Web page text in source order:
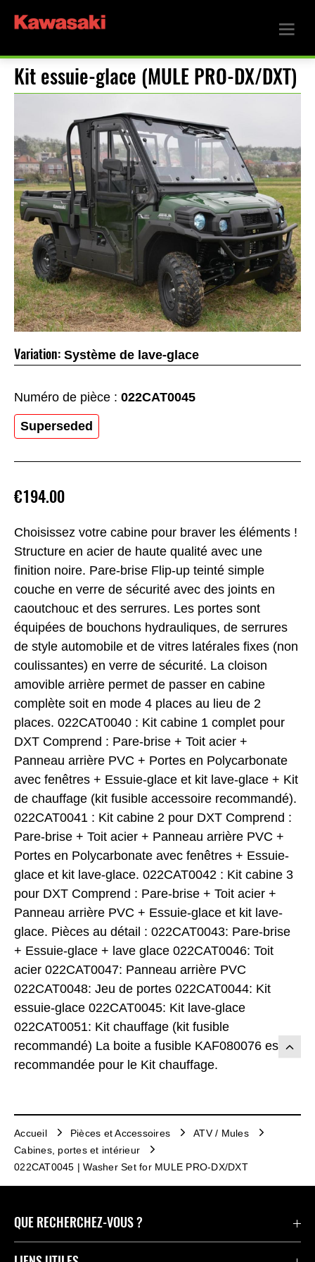
Kit essuie-glace (MULE PRO-DX/DXT)
Choisissez votre cabine pour braver les éléments !
Structure en acier de haute qualité avec une
finition noire. Pare-brise Flip-up teinté simple
couche en verre de sécurité avec des joints en
caoutchouc et des serrures. Les portes sont
équipées de bouchons hydrauliques, de serrures
de style automobile et de vitres latérales fixes (non
coulissantes) en verre de sécurité. La cloison
amovible arrière permet de passer en cabine
complète soit en mode 4 places au lieu de 2
places. 022CAT0040 : Kit cabine 1 complet pour
DXT Comprend : Pare-brise + Toit acier +
Panneau arrière PVC + Portes en Polycarbonate
avec fenêtres + Essuie-glace et kit lave-glace + Kit
de chauffage (kit fusible accessoire recommandé).
022CAT0041 : Kit cabine 2 pour DXT Comprend :
Pare-brise + Toit acier + Panneau arrière PVC +
Portes en Polycarbonate avec fenêtres + Essuie-
glace et kit lave-glace. 022CAT0042 : Kit cabine 3
pour DXT Comprend : Pare-brise + Toit acier +
Panneau arrière PVC + Essuie-glace et kit lave-
glace. Pièces au détail : 022CAT0043: Pare-brise
+ Essuie-glace + lave glace 022CAT0046: Toit
acier 022CAT0047: Panneau arrière PVC
022CAT0048: Jeu de portes 022CAT0044: Kit
essuie-glace 022CAT0045: Kit lave-glace
022CAT0051: Kit chauffage (kit fusible
recommandé) La boite a fusible KAF080076 est
recommandée pour le Kit chauffage.
€194.00
Variation: Système de lave-glace
Numéro de pièce : 022CAT0045
Superseded
Accueil Pièces et Accessoires
ATV / Mules
Cabines, portes et intérieur
022CAT0045 | Washer Set for MULE PRO-DX/DXT
QUE RECHERCHEZ-VOUS ?